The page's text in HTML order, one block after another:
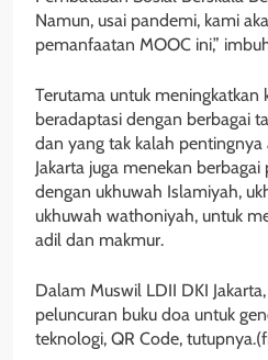
Namun, usai pandemi, kami
pemanfaatan MOOC ini,”
Terutama untuk meningkatkan
beradaptasi dengan berbagai
dan yang tak kalah
Jakarta juga menekan
dengan ukhuwah Islamiyah,
ukhuwah wathoniyah, untuk
adil dan makmur.
Dalam Muswil LDII DKI
peluncuran buku doa untuk
teknologi, QR Code,